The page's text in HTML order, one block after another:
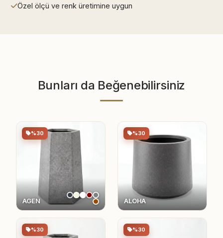
Özel ölçü ve renk üretimine uygun
Bunları da Beğenebilirsiniz
%30
AGEN
%30
ALOHA
%30 %30